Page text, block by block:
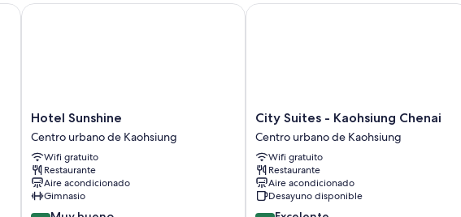
Los huéspedes destacan la atención del personal y la cercanía
También se incluyen los siguientes beneficios adicionales en todas
Café instantáneo/té gratis y teteras/pavas eléctricas
Baños con artículos de tocador ecológicos y bañeras y duchas
Televisiones de pantalla plana con canales de televisión por
Hotel
Sunshine
Centro
urbano
de
Kaohsiung
Hotel Sunshine
Centro urbano de Kaohsiung
Wifi gratuito
Restaurante
Aire acondicionado
Gimnasio
Hotel Sunshine
City
Suites
-
Kaohsiung
Chenai
Centro
urbano
City Suites - Kaohsiung Chenai
Centro urbano de Kaohsiung
Wifi gratuito
Restaurante
Aire acondicionado
Desayuno disponible
City Suites - Kaohsiung Chenai